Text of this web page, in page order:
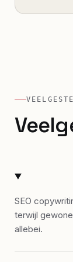
SEO
terwijl
allebei.